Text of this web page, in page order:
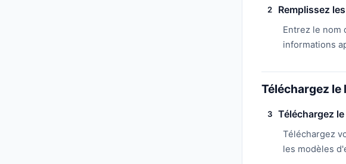
2 Remplissez
Entrez le nom
informations
Téléchargez le
3 Téléchargez
Téléchargez
les modèles